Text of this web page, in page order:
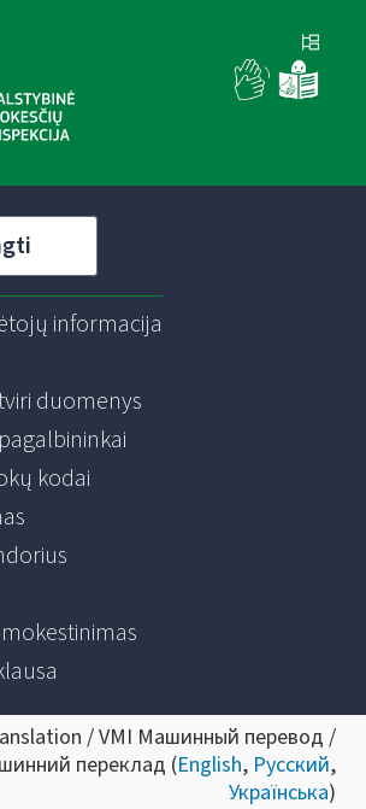
informacija
duomenys
kodai
/ VMI Машинный перевод /
переклад (English, Русский,
Українська)